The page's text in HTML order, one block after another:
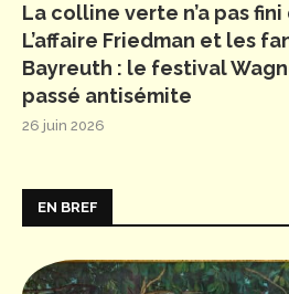
La colline verte n’a pas
L’affaire Friedman et les
Bayreuth : le festival
passé antisémite
26 juin 2026
EN BREF